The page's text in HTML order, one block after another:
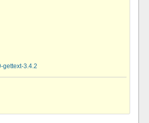
gettext-3.4.2